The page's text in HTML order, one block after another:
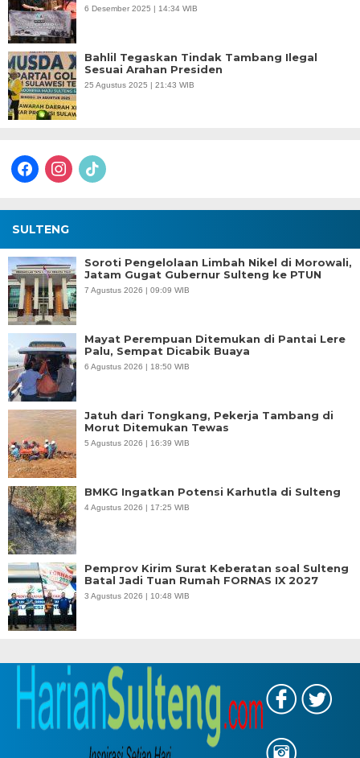
6 Desember 2025 | 14:34 WIB
Bahlil Tegaskan Tindak Tambang Ilegal
Sesuai Arahan Presiden
25 Agustus 2025 | 21:43 WIB
facebookinstagram
tiktok
SULTENG
Soroti Pengelolaan Limbah Nikel di Morowali,
Jatam Gugat Gubernur Sulteng ke PTUN
7 Agustus 2026 | 09:09 WIB
Mayat Perempuan Ditemukan di Pantai Lere
Palu, Sempat Dicabik Buaya
6 Agustus 2026 | 18:50 WIB
Jatuh dari Tongkang, Pekerja Tambang di
Morut Ditemukan Tewas
5 Agustus 2026 | 16:39 WIB
BMKG Ingatkan Potensi Karhutla di Sulteng
4 Agustus 2026 | 17:25 WIB
Pemprov Kirim Surat Keberatan soal Sulteng
Batal Jadi Tuan Rumah FORNAS IX 2027
3 Agustus 2026 | 10:48 WIB